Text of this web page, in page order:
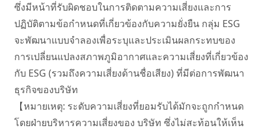
ซึ่งมีหน้าที่รับผิดชอบในการติดตามความเสี่ยงและการ
ปฏิบัติตามข้อกําหนดที่เกี่ยวข้องกับความยั่งยืน กลุ่ม ESG
จะพัฒนาแบบจําลองเพื่อระบุและประเมินผลกระทบของ
การเปลี่ยนแปลงสภาพภูมิอากาศและความเสี่ยงที่เกี่ยวข้อง
กับ ESG (รวมถึงความเสี่ยงด้านชื่อเสียง) ที่มีต่อการพัฒนา
ธุรกิจของบริษัท
【หมายเหตุ: ระดับความเสี่ยงที่ยอมรับได้มักจะถูกกําหนด
โดยฝ่ายบริหารความเสี่ยงของ บริษัท ซึ่งไม่สะท้อนให้เห็น